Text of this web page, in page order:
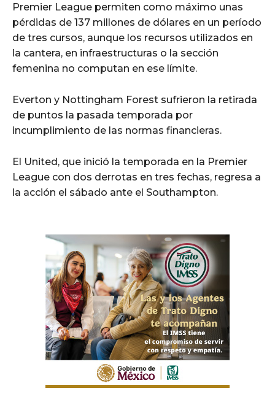
Premier League permiten como máximo unas
pérdidas de 137 millones de dólares en un período
de tres cursos, aunque los recursos utilizados en
la cantera, en infraestructuras o la sección
femenina no computan en ese límite.
Everton y Nottingham Forest sufrieron la retirada
de puntos la pasada temporada por
incumplimiento de las normas financieras.
El United, que inició la temporada en la Premier
League con dos derrotas en tres fechas, regresa a
la acción el sábado ante el Southampton.